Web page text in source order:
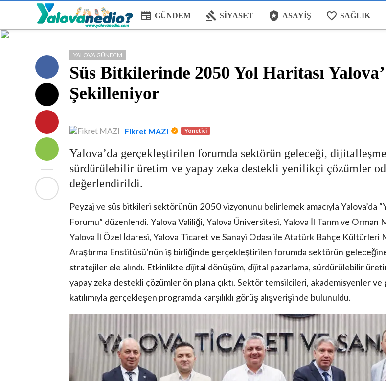
newspaper GÜNDEM gavel SIYASET local_police ASAYIŞ favorite_border SAĞLIK
YALOVA GÜNDEM
Süs Bitkilerinde 2050 Yol Haritası
Şekilleniyor
Fikret MAZI Yönetici
Yalova’da gerçekleştirilen forumda sektörün geleceği,
sürdürülebilir üretim ve yapay zeka destekli yenilikçi çözümler
değerlendirildi.
Peyzaj ve süs bitkileri sektörünün 2050 vizyonunu belirlemek amacıyla Yalova’da
Forumu” düzenlendi. Yalova Valiliği, Yalova Üniversitesi, Yalova İl Tarım ve Orman
Yalova İl Özel İdaresi, Yalova Ticaret ve Sanayi Odası ile Atatürk Bahçe Kültürleri
Araştırma Enstitüsü’nün iş birliğinde gerçekleştirilen forumda sektörün
stratejiler ele alındı. Etkinlikte dijital dönüşüm, dijital pazarlama, sürdürülebilir
yapay zeka destekli çözümler ön plana çıktı. Sektör temsilcileri, akademisyenler
katılımıyla gerçekleşen programda karşılıklı görüş alışverişinde bulunuldu.